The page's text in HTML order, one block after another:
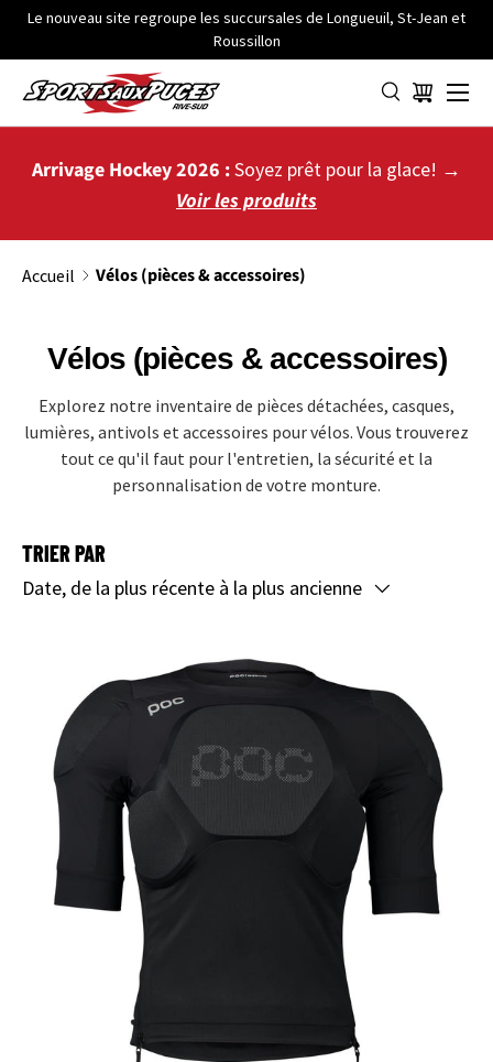
ALLER AU CONTENU
Le nouveau site regroupe les succursales de Longueuil, St-Jean et
Roussillon
Panier
Menu
Arrivage Hockey 2026 :Soyez prêt pour la glace! →
Voir les produits
Accueil Vélos (pièces & accessoires)
Vélos (pièces & accessoires)
Explorez notre inventaire de pièces détachées, casques,
lumières, antivols et accessoires pour vélos. Vous trouverez
tout ce qu'il faut pour l'entretien, la sécurité et la
personnalisation de votre monture.
TRIER PAR
Date, de la plus récente à la plus ancienne